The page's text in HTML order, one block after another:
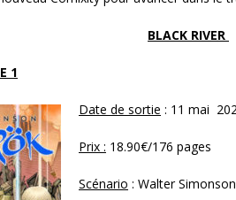
BLACK RIVER
1
Date de sortie : 11 mai
Prix : 18.90€/176 pages
Scénario : Walter Simonson